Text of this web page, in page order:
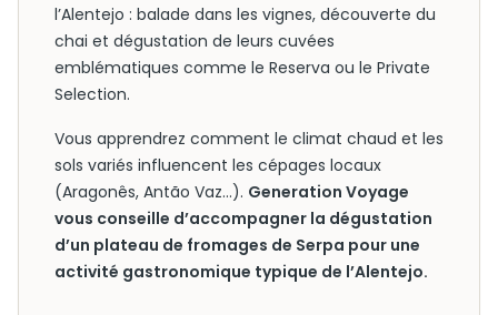
l’Alentejo : balade dans les vignes, découverte du
chai et dégustation de leurs cuvées
emblématiques comme le Reserva ou le Private
Selection.
Vous apprendrez comment le climat chaud et les
sols variés influencent les cépages locaux
(Aragonês, Antão Vaz…). Generation Voyage
vous conseille d’accompagner la dégustation
d’un plateau de fromages de Serpa pour une
activité gastronomique typique de l’Alentejo.